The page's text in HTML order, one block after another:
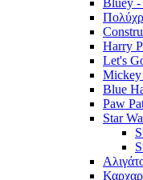
Harry
Let's
Mickey
Blue
Paw
Star